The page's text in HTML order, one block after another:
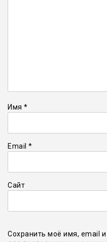
Имя *
Email *
Сайт
Сохранить моё имя, email